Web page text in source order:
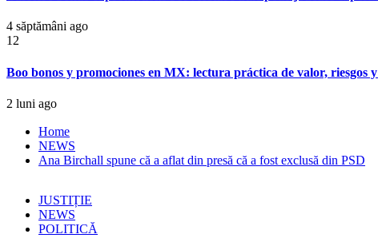
4 săptămâni ago
12
Boo bonos y promociones en MX: lectura práctica de valor, riesgos
2 luni ago
Home
NEWS
Ana Birchall spune că a aflat din presă că a fost exclusă din PSD
JUSTIȚIE
NEWS
POLITICĂ